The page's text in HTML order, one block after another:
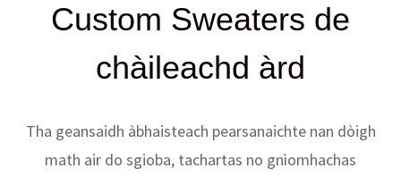
Custom Sweaters de
chàileachd àrd
Tha geansaidh àbhaisteach pearsanaichte nan dòigh
math air do sgioba, tachartas no gnìomhachas